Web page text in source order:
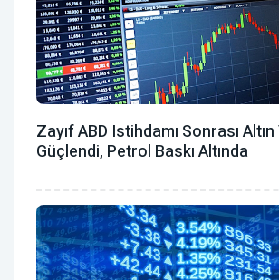
Zayıf ABD Istihdamı Sonrası
Güçlendi, Petrol Baskı Altında